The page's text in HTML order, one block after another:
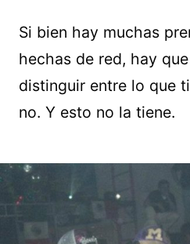
Si bien hay muchas
hechas de red, hay
distinguir entre lo que
no. Y esto no la tiene.